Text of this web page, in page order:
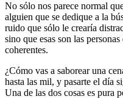
No sólo nos parece normal
alguien que se dedique a la
ruido que sólo le crearía
sino que esas son las
coherentes.
¿Cómo vas a saborear una
hasta las mil, y pasarte el día
Una de las dos cosas es pura